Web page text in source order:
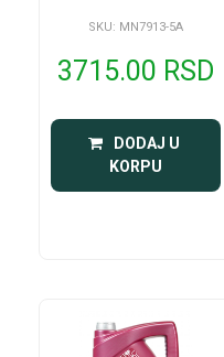
SKU: MN7913-5A
3715.00 RSD
DODAJ U
KORPU